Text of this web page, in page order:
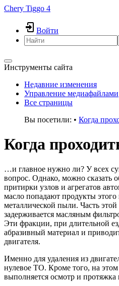
Chery Tiggo 4
Войти
Инструменты сайта
Недавние изменения
Управление медиафайлами
Все страницы
Вы посетили: • Когда
Когда
…и главное нужно ли? У всех
вопрос. Однако, можно сказать
притирки узлов и агрегатов
масло попадают продукты этого
металлической пыли. Часть
задерживается масляным
Эти фракции, при длительной
абразивный материал и
двигателя.
Именно для удаления из
нулевое ТО. Кроме того, на
выполняется осмотр и протяжка